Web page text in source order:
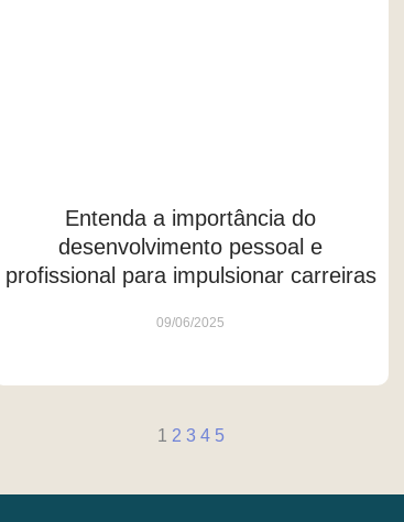
Entenda a importância do
desenvolvimento pessoal e
profissional para impulsionar carreiras
09/06/2025
1 2 3 4 5